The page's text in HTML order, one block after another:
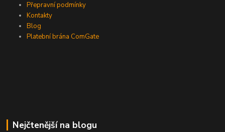
Přepravní podmínky
Kontakty
Blog
Platební brána ComGate
Nejčtenější na blogu